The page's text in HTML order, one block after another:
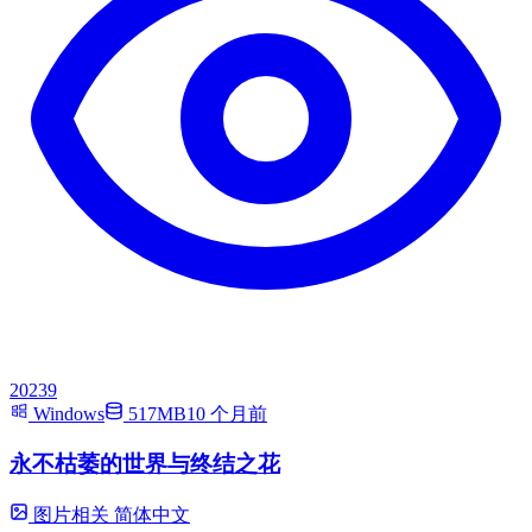
20239
Windows
517MB10 个月前
永不枯萎的世界与终结之花
图片相关 简体中文